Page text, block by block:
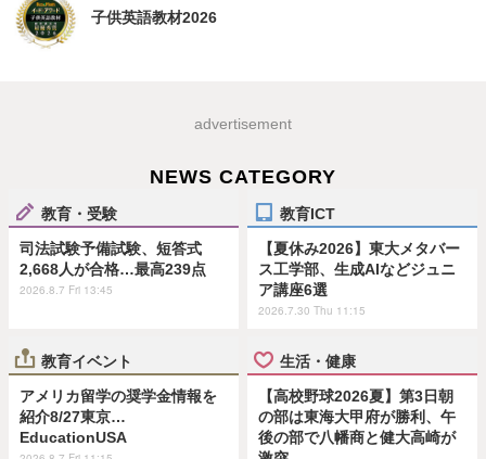
子供英語教材2026
advertisement
NEWS CATEGORY
教育・受験
司法試験予備試験、短答式
2,668人が合格…最高239点
2026.8.7 Fri 13:45
教育ICT
【夏休み2026】東大メタバー
ス工学部、生成AIなどジュニ
ア講座6選
2026.7.30 Thu 11:15
教育イベント
アメリカ留学の奨学金情報を
紹介8/27東京…
EducationUSA
生活・健康
【高校野球2026夏】第3日朝
の部は東海大甲府が勝利、午
後の部で八幡商と健大高崎が